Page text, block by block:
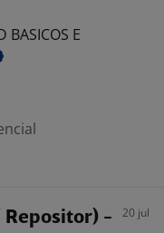
BASICOS E
Repositor) -
20 jul